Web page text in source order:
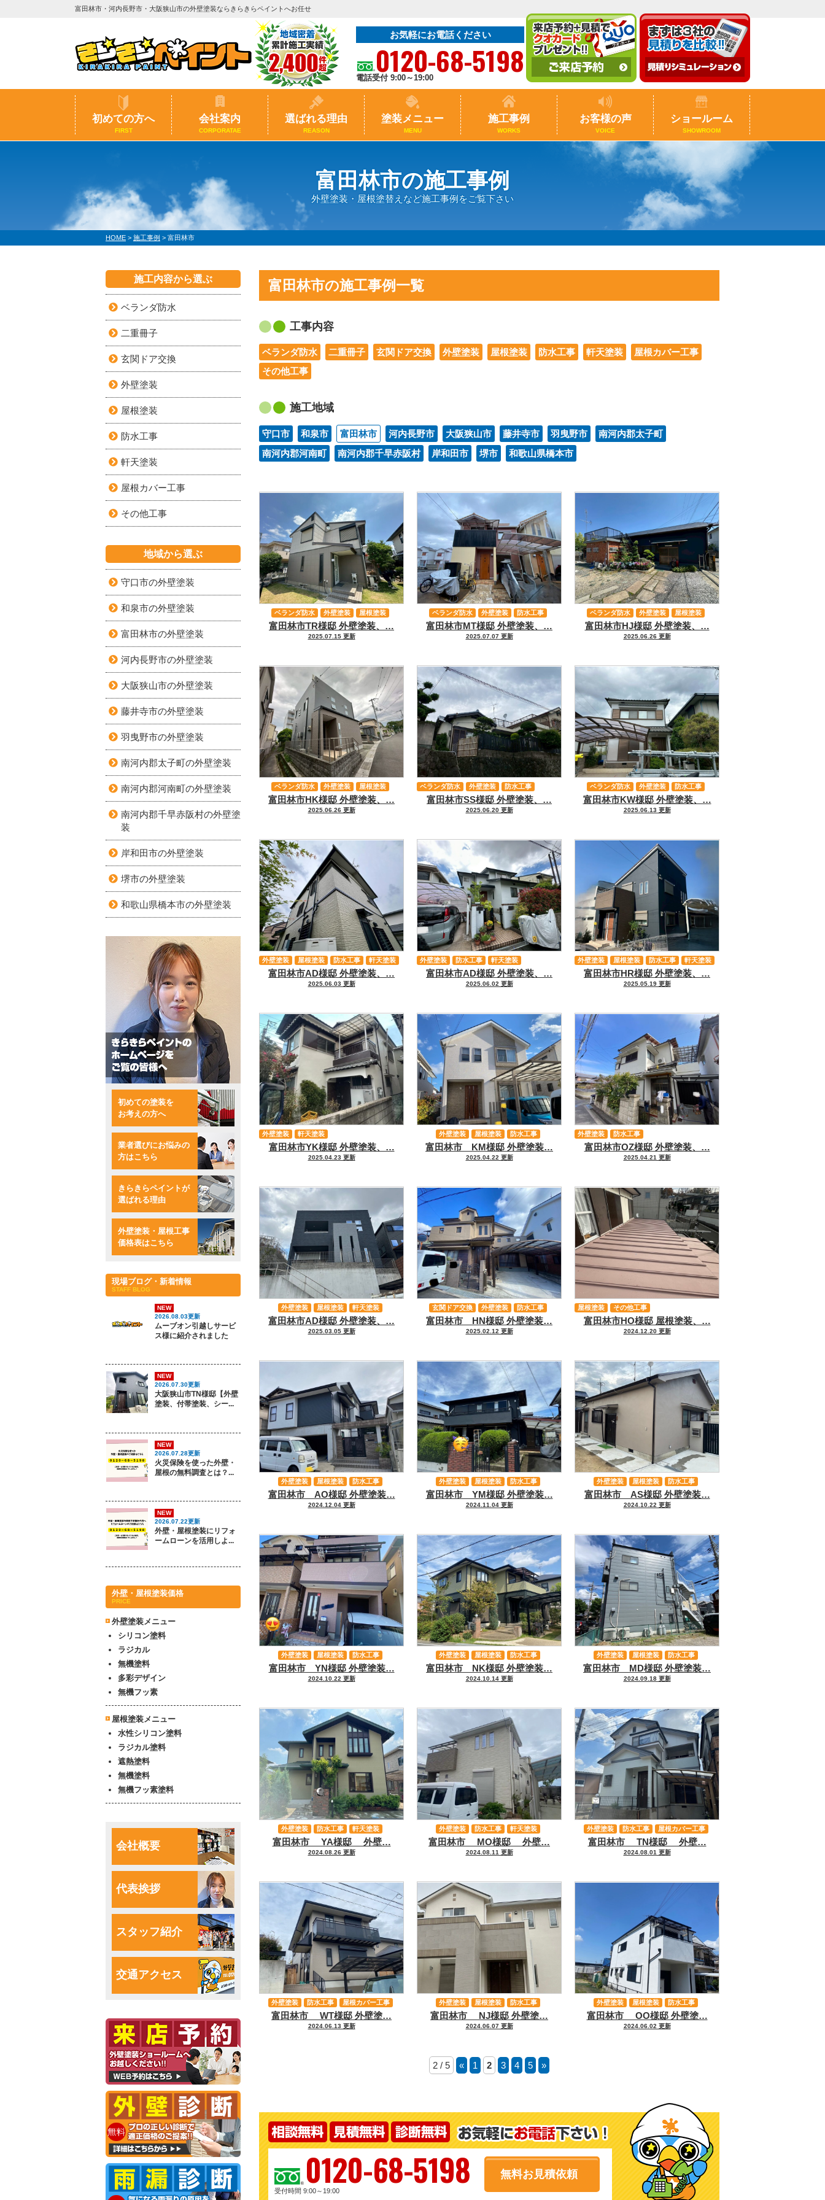
富田林市・河内長野市・大阪狭山市の外壁塗装ならきらきらペイントへお任せ
お気軽にお電話ください
0120-68-5198
電話受付 9:00～19:00
初めての方へ
FIRST
会社案内
CORPORATAE
選ばれる理由
REASON
塗装メニュー
MENU
施工事例
WORKS
お客様の声
VOICE
ショールーム
SHOWROOM
富田林市の施工事例
外壁塗装・屋根塗替えなど施工事例をご覧下さい
HOME > 施工事例 > 富田林市
富田林市の施工事例一覧
工事内容
ベランダ防水 二重冊子 玄関ドア交換 外壁塗装 屋根塗装 防水工事 軒天塗装
屋根カバー工事
その他工事
施工地域
守口市 和泉市 富田林市 河内長野市 大阪狭山市 藤井寺市 羽曳野市
南河内郡太子町
南河内郡河南町
南河内郡千早赤阪村 岸和田市 堺市 和歌山県橋本市
富田林市TR様邸 外壁塗装、…
2025.07.15 更新
ベランダ防水 外壁塗装
屋根塗装
防水工事
軒天塗装 富田林市MT様邸 外壁塗装、…
2025.07.07 更新
ベランダ防水 外壁塗装
防水工事
軒天塗装
富田林市HJ様邸 外壁塗装、…
2025.06.26 更新
ベランダ防水 外壁塗装
屋根塗装
防水工事
軒天塗装
富田林市HK様邸 外壁塗装、…
2025.06.26 更新
ベランダ防水 外壁塗装
屋根塗装
防水工事
軒天塗装 富田林市SS様邸 外壁塗装、…
2025.06.20 更新
ベランダ防水 外壁塗装 防水工事
富田林市KW様邸 外壁塗装、…
2025.06.13 更新
ベランダ防水 外壁塗装
防水工事
軒天塗装
富田林市AD様邸 外壁塗装、…
2025.06.03 更新
外壁塗装 屋根塗装 防水工事 軒天塗装
富田林市AD様邸 外壁塗装、…
2025.06.02 更新
外壁塗装 防水工事 軒天塗装
富田林市HR様邸 外壁塗装、…
2025.05.19 更新
外壁塗装 屋根塗装 防水工事 軒天塗装
富田林市YK様邸 外壁塗装、…
2025.04.23 更新
外壁塗装 軒天塗装
富田林市 KM様邸 外壁塗装…
2025.04.22 更新
外壁塗装 屋根塗装
防水工事
その他工事
富田林市OZ様邸 外壁塗装、…
2025.04.21 更新
外壁塗装 防水工事
富田林市AD様邸 外壁塗装、…
2025.03.05 更新
外壁塗装 屋根塗装
軒天塗装
その他工事
富田林市 HN様邸 外壁塗装…
2025.02.12 更新
玄関ドア交換 外壁塗装
防水工事
軒天塗装
その他工事 富田林市HO様邸 屋根塗装、…
2024.12.20 更新
屋根塗装 その他工事
富田林市 AO様邸 外壁塗装…
2024.12.04 更新
外壁塗装 屋根塗装
防水工事
その他工事
富田林市 YM様邸 外壁塗装…
2024.11.04 更新
外壁塗装 屋根塗装
防水工事
その他工事
富田林市 AS様邸 外壁塗装…
2024.10.22 更新
外壁塗装 屋根塗装
防水工事
その他工事
富田林市 YN様邸 外壁塗装…
2024.10.22 更新
外壁塗装 屋根塗装
防水工事
その他工事
富田林市 NK様邸 外壁塗装…
2024.10.14 更新
外壁塗装 屋根塗装
防水工事
その他工事
富田林市 MD様邸 外壁塗装…
2024.09.18 更新
外壁塗装 屋根塗装
防水工事
その他工事
富田林市 YA様邸 外壁…
2024.08.26 更新
外壁塗装 防水工事
軒天塗装
その他工事
富田林市 MO様邸 外壁…
2024.08.11 更新
外壁塗装 防水工事
軒天塗装
その他工事
富田林市 TN様邸 外壁…
2024.08.01 更新
外壁塗装 防水工事
屋根カバー工事
その他工事
富田林市 WT様邸 外壁塗…
2024.06.13 更新
外壁塗装 防水工事
屋根カバー工事
その他工事
富田林市 NJ様邸 外壁塗…
2024.06.07 更新
外壁塗装 屋根塗装
防水工事
その他工事
富田林市 OO様邸 外壁塗…
2024.06.02 更新
外壁塗装 屋根塗装
防水工事
その他工事
2 / 5 « 1 2 3 4 5 »
0120-68-5198
受付時間 9:00～19:00
無料お見積依頼
施工内容から選ぶ
ベランダ防水
二重冊子
玄関ドア交換
外壁塗装
屋根塗装
防水工事
軒天塗装
屋根カバー工事
その他工事
地域から選ぶ
守口市の外壁塗装
和泉市の外壁塗装
富田林市の外壁塗装
河内長野市の外壁塗装
大阪狭山市の外壁塗装
藤井寺市の外壁塗装
羽曳野市の外壁塗装
南河内郡太子町の外壁塗装
南河内郡河南町の外壁塗装
南河内郡千早赤阪村の外壁塗
装
岸和田市の外壁塗装
堺市の外壁塗装
和歌山県橋本市の外壁塗装
初めての塗装を
お考えの方へ
業者選びにお悩みの
方はこちら
きらきらペイントが
選ばれる理由
外壁塗装・屋根工事
価格表はこちら
現場ブログ・新着情報
STAFF BLOG
NEW
2026.08.03更新
ムーブオン引越しサービ
ス様に紹介されました
NEW
2026.07.30更新
大阪狭山市TN様邸【外壁
塗装、付帯塗装、シー...
NEW
2026.07.28更新
火災保険を使った外壁・
屋根の無料調査とは？...
NEW
2026.07.22更新
外壁・屋根塗装にリフォ
ームローンを活用しよ...
外壁・屋根塗装価格
PRICE
外壁塗装メニュー
シリコン塗料
ラジカル
無機塗料
多彩デザイン
無機フッ素
屋根塗装メニュー
水性シリコン塗料
ラジカル塗料
遮熱塗料
無機塗料
無機フッ素塗料
会社概要
代表挨拶
スタッフ紹介
交通アクセス